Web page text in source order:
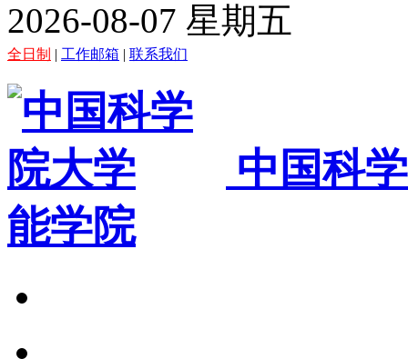
2026-08-07 星期五
全日制 | 工作邮箱 | 联系我们
中国科
能学院